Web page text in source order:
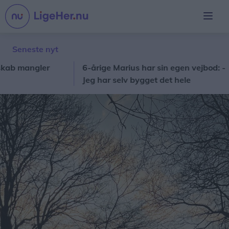
Seneste nyt
6-årige Marius har sin egen vejbod: -
Jeg har selv bygget det hele